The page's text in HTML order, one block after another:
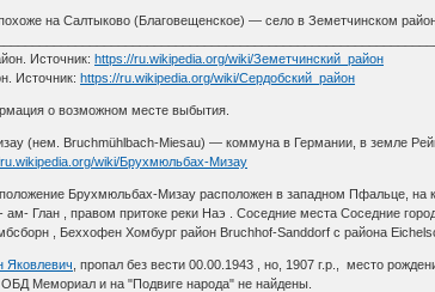
на Салтыково (Благовещенское) — село в Земетчинском
Источник:https://ru.wikipedia.org/wiki/Земетчинский_район
Источник:https://ru.wikipedia.org/wiki/Сердобский_район
возможном месте выбытия.
(нем. Bruchmühlbach-Miesau) — коммуна в Германии, в земле
wiki/Брухмюльбах-Мизау
Брухмюльбах-Мизау расположен в западном Пфальце, на
Глан , правом притоке реки Наэ . Соседние места Соседние
, Беххофен Хомбург район Bruchhof-Sanddorf с района
Яковлевич , пропал без вести 00.00.1943 , но, 1907 г.р., место
Мемориал и на "Подвиге народа" не найдены.